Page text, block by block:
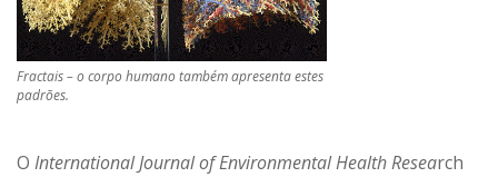
Fractais – o corpo humano também apresenta estes
padrões.
O International Journal of Environmental Health Research